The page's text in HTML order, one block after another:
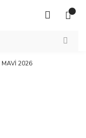
MAVİ 2026